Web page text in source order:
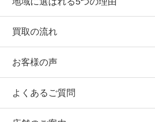
買取の流れ
お客様の声
よくあるご質問